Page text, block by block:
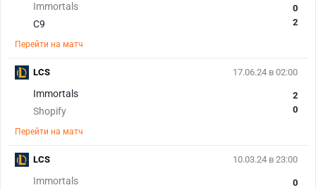
Immortals
C9
0
2
Перейти на матч
17.06.24 в 02:00
Immortals
Shopify
2
0
Перейти на матч
LCS
10.03.24 в 23:00
Immortals
0
LCS